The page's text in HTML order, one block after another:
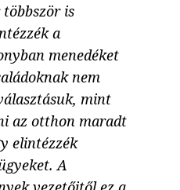
is
a
menedéket
nem
mint
az otthon maradt
elintézzék
A